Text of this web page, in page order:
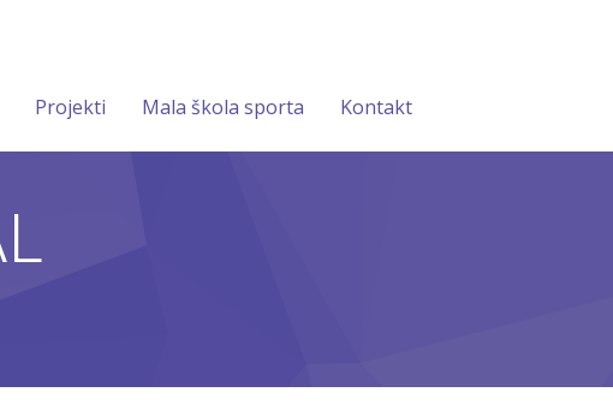
Projekti Mala škola sporta Kontakt